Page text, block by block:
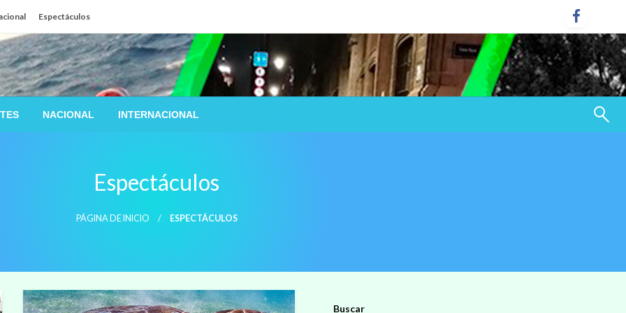
Espectáculos
NACIONAL INTERNACIONAL
Espectáculos
PÁGINA DE INICIO ESPECTÁCULOS
Buscar